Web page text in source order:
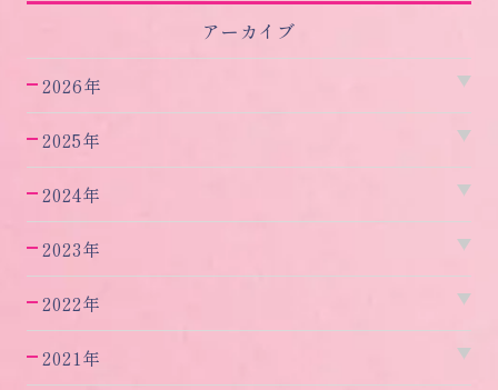
アーカイブ
2026年
2025年
2024年
2023年
2022年
2021年